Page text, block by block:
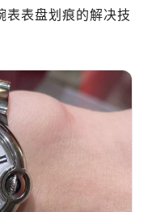
表表盘划痕的解决技